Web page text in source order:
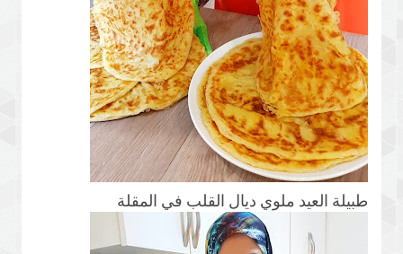
طبيلة العيد ملوي ديال القلب في المقلة